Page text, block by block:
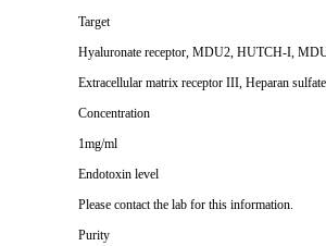
Target
Hyaluronate receptor, MDU2, HUTCH-I,
Extracellular matrix receptor III, Heparan
Concentration
1mg/ml
Endotoxin level
Please contact the lab for this information.
Purity